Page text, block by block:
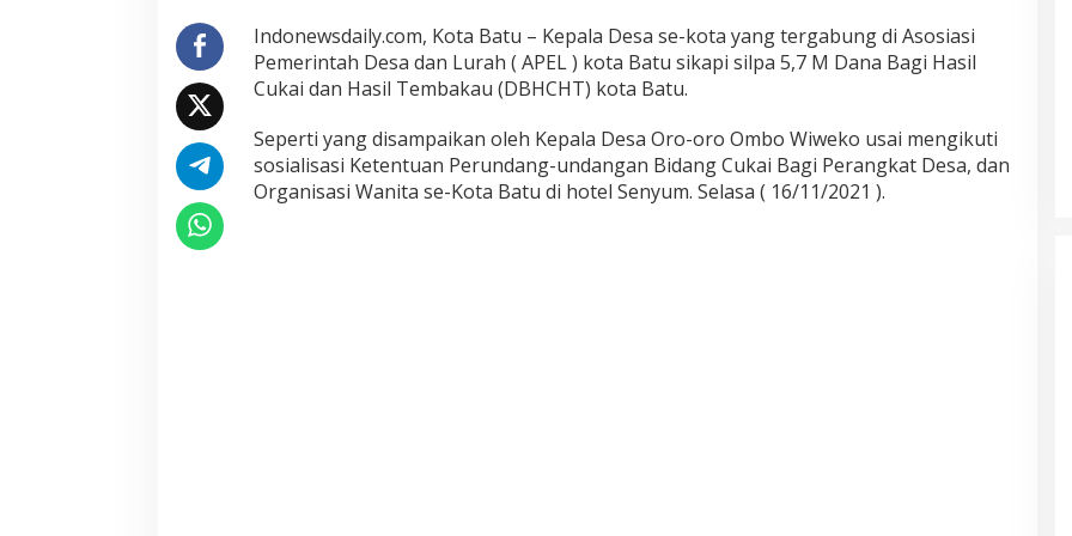
T
K
o
a
B
a
Indonewsdaily.com, Kota Batu – Kepala Desa se-kota yang tergabung di Asosiasi
Pemerintah Desa dan Lurah ( APEL ) kota Batu sikapi silpa 5,7 M Dana Bagi Hasil
Cukai dan Hasil Tembakau (DBHCHT) kota Batu.
Seperti yang disampaikan oleh Kepala Desa Oro-oro Ombo Wiweko usai mengikuti
sosialisasi Ketentuan Perundang-undangan Bidang Cukai Bagi Perangkat Desa, dan
Organisasi Wanita se-Kota Batu di hotel Senyum. Selasa ( 16/11/2021 ).
sebagai Reflective Feedback Tool
untuk Guru SD Kota Depok